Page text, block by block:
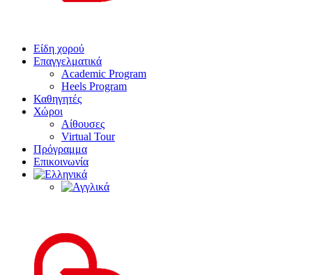
Είδη χορού
Επαγγελματικά
Academic Program
Heels Program
Καθηγητές
Χώροι
Αίθουσες
Virtual Tour
Πρόγραμμα
Επικοινωνία